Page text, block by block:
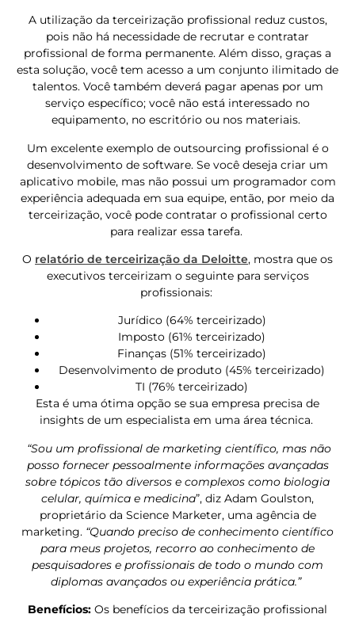
A utilização da terceirização profissional reduz custos,
pois não há necessidade de recrutar e contratar
profissional de forma permanente. Além disso, graças a
esta solução, você tem acesso a um conjunto ilimitado de
talentos. Você também deverá pagar apenas por um
serviço específico; você não está interessado no
equipamento, no escritório ou nos materiais.
Um excelente exemplo de outsourcing profissional é o
desenvolvimento de software. Se você deseja criar um
aplicativo mobile, mas não possui um programador com
experiência adequada em sua equipe, então, por meio da
terceirização, você pode contratar o profissional certo
para realizar essa tarefa.
O relatório de terceirização da Deloitte, mostra que os
executivos terceirizam o seguinte para serviços
profissionais:
Jurídico (64% terceirizado)
Imposto (61% terceirizado)
Finanças (51% terceirizado)
Desenvolvimento de produto (45% terceirizado)
TI (76% terceirizado)
Esta é uma ótima opção se sua empresa precisa de
insights de um especialista em uma área técnica.
“Sou um profissional de marketing científico, mas não
posso fornecer pessoalmente informações avançadas
sobre tópicos tão diversos e complexos como biologia
celular, química e medicina”, diz Adam Goulston,
proprietário da Science Marketer, uma agência de
marketing. “Quando preciso de conhecimento científico
para meus projetos, recorro ao conhecimento de
pesquisadores e profissionais de todo o mundo com
diplomas avançados ou experiência prática.”
Benefícios: Os benefícios da terceirização profissional